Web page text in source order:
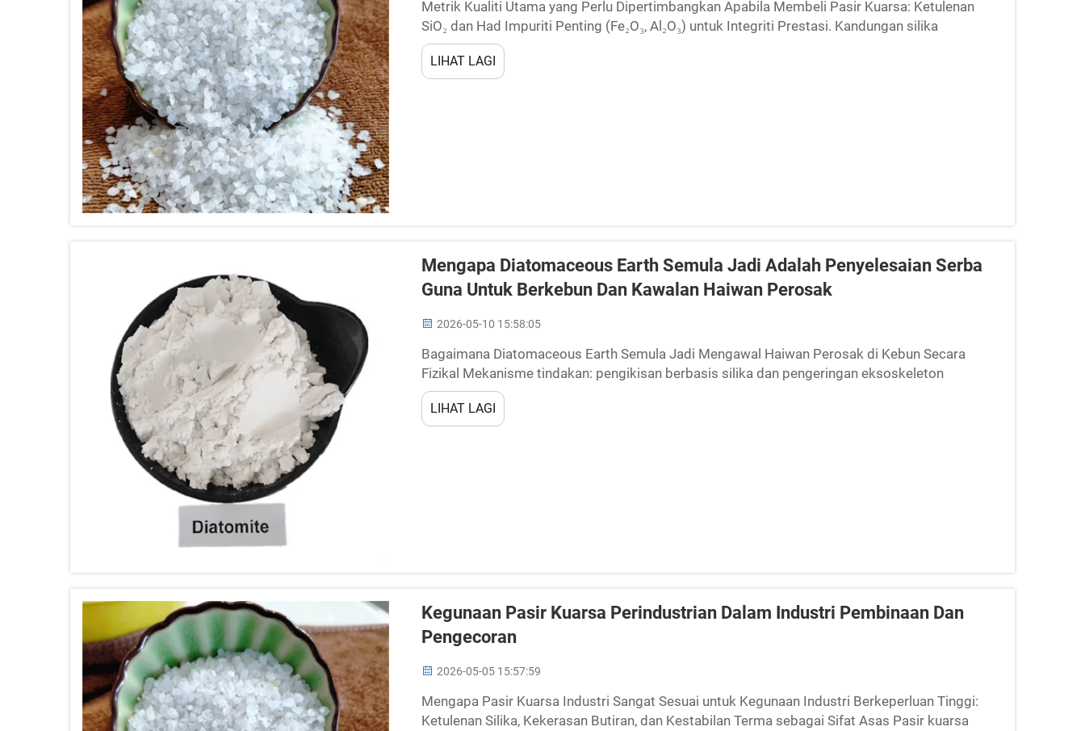
Metrik Kualiti Utama yang Perlu Dipertimbangkan Apabila Membeli Pasir Kuarsa: Ketulenan
SiO₂ dan Had Impuriti Penting (Fe₂O₃, Al₂O₃) untuk Integriti Prestasi. Kandungan silika
merupakan penentu utama kualiti pasir kuarsa. Aplikasi industri memerlukan SiO₂ yang tinggi...
LIHAT LAGI
Mengapa Diatomaceous Earth Semula Jadi Adalah Penyelesaian Serba
Guna Untuk Berkebun Dan Kawalan Haiwan Perosak
2026-05-10 15:58:05
Bagaimana Diatomaceous Earth Semula Jadi Mengawal Haiwan Perosak di Kebun Secara
Fizikal Mekanisme tindakan: pengikisan berbasis silika dan pengeringan eksoskeleton
serangga Diatomaceous earth (DE) semula jadi bertindak melalui mekanisme fizikal semata-
mata. Ditambang daripada diatom fosil...
LIHAT LAGI
Kegunaan Pasir Kuarsa Perindustrian Dalam Industri Pembinaan Dan
Pengecoran
2026-05-05 15:57:59
Mengapa Pasir Kuarsa Industri Sangat Sesuai untuk Kegunaan Industri Berkeperluan Tinggi:
Ketulenan Silika, Kekerasan Butiran, dan Kestabilan Terma sebagai Sifat Asas Pasir kuarsa